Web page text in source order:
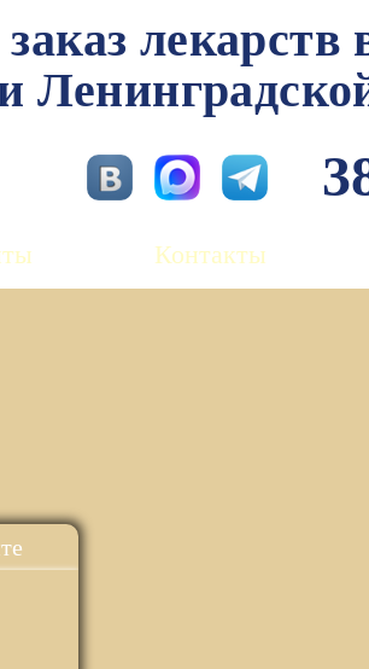
лекарств
Контакты